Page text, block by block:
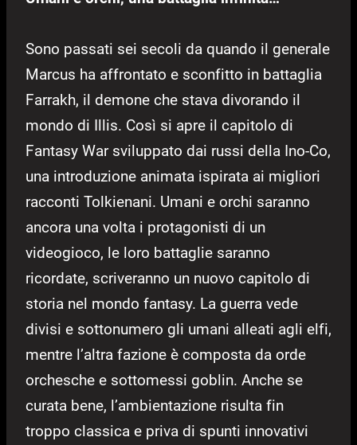
Sono passati sei secoli da quando il generale
Marcus ha affrontato e sconfitto in battaglia
Farrakh, il demone che stava divorando il
mondo di Illis. Così si apre il capitolo di
Fantasy War sviluppato dai russi della Ino-Co,
una introduzione animata ispirata ai migliori
racconti Tolkienani. Umani e orchi saranno
ancora una volta i protagonisti di un
videogioco, le loro battaglie saranno
ricordate, scriveranno un nuovo capitolo di
storia nel mondo fantasy. La guerra vede
divisi e sottonumero gli umani alleati agli elfi,
mentre l’altra fazione è composta da orde
orchesche e sottomessi goblin. Anche se
curata bene, l’ambientazione risulta fin
troppo classica e priva di spunti innovativi